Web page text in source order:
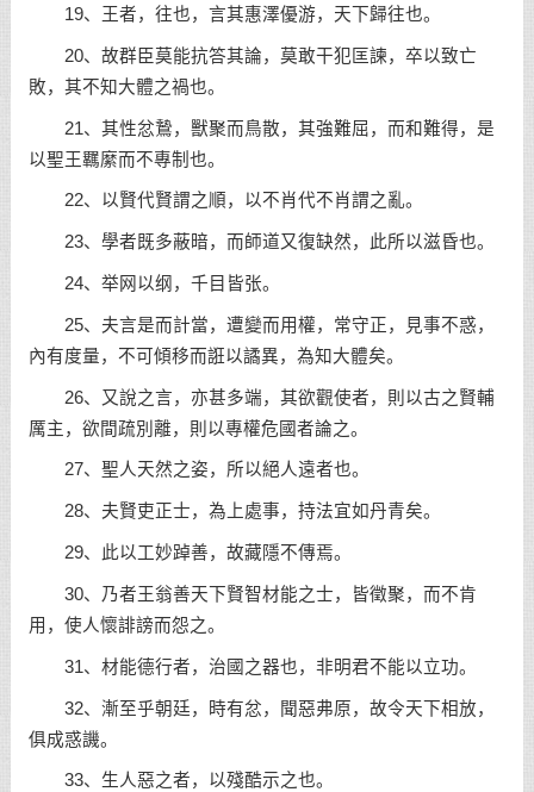
19、王者，往也，言其惠澤優游，天下歸往也。
20、故群臣莫能抗答其論，莫敢干犯匡諫，卒以致亡
敗，其不知大體之禍也。
21、其性忿鷙，獸聚而鳥散，其強難屈，而和難得，是
以聖王羈縻而不專制也。
22、以賢代賢謂之順，以不肖代不肖謂之亂。
23、學者既多蔽暗，而師道又復缺然，此所以滋昏也。
24、举网以纲，千目皆张。
25、夫言是而計當，遭變而用權，常守正，見事不惑，
內有度量，不可傾移而誑以譎異，為知大體矣。
26、又說之言，亦甚多端，其欲觀使者，則以古之賢輔
厲主，欲間疏別離，則以專權危國者論之。
27、聖人天然之姿，所以絕人遠者也。
28、夫賢吏正士，為上處事，持法宜如丹青矣。
29、此以工妙踔善，故藏隱不傳焉。
30、乃者王翁善天下賢智材能之士，皆徵聚，而不肯
用，使人懷誹謗而怨之。
31、材能德行者，治國之器也，非明君不能以立功。
32、漸至乎朝廷，時有忿，聞惡弗原，故令天下相放，
俱成惑譏。
33、生人惡之者，以殘酷示之也。